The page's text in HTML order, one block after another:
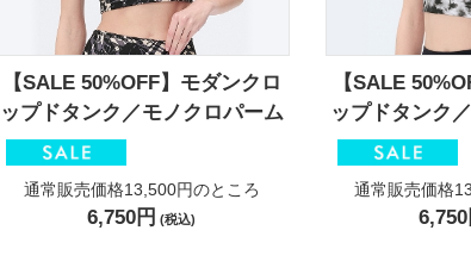
【SALE 50%OFF】モダンクロ
ップドタンク／モノクロパーム
通常販売価格13,500円のところ
6,750円 (税込)
【SALE
ップドタンク
通常販売価格
6,750